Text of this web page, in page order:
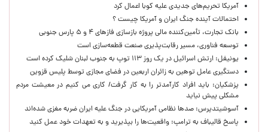
آمریکا تحریم‌های جدیدی علیه کوبا اعمال کرد
احتمالات آینده جنگ ایران و آمریکا چیست ؟
بانک تجارت، تأمین‌کننده مالی پروژه بازسازی فازهای ۴ و ۵ پارس جنوبی
توسعه فناوری، مسیر رقابت‌پذیری صنعت قطعه‌سازی است
یونیفل: ارتش اسرائیل در یک روز ۱۱۳ توپ به جنوب لبنان شلیک کرده است
دستگیری عامل توهین به زائران اربعین در فضای مجازی توسط پلیس قزوین
پزشکیان: باید افراد کارآمدتر را به کار گرفت/ کاری می کنیم در معیشت مردم
مشکلی پیش نیاید
آسوشیتدپرس: صدها نظامی آمریکایی در جنگ علیه ایران ضربه مغزی شده‌اند
پاسخ قالیباف به ترامپ: واقعیت‌ها را بپذیرید و به تعهدات خود عمل کنید